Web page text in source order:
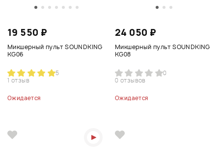
19 550 ₽
Микшерный пульт SOUNDKING
KG06
5
1 отзыв
Ожидается
24 050 ₽
Микшерный пульт SOUNDKING
KG08
0
0 отзывов
Ожидается